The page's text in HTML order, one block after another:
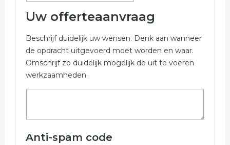
Uw offerteaanvraag
Beschrijf duidelijk uw wensen. Denk aan wanneer
de opdracht uitgevoerd moet worden en waar.
Omschrijf zo duidelijk mogelijk de uit te voeren
werkzaamheden.
Anti-spam code